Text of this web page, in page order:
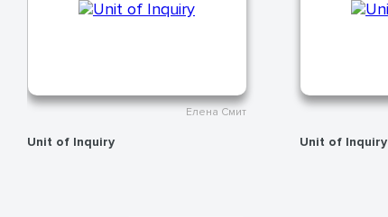
Елена Смит
Unit of Inquiry Unit of Inquiry